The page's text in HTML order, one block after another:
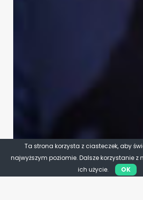
Ta strona korzysta z ciasteczek, aby
najwyższym poziomie. Dalsze korzystanie z
ich użycie.
OK